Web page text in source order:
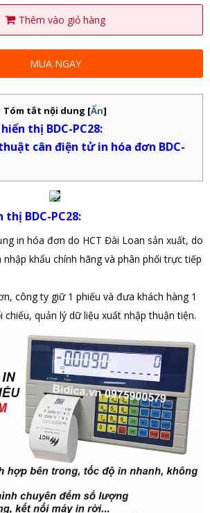
Thêm vào giỏ hàng
MUA NGAY
Tóm tắt nội dung [Ẩn]
thị BDC-PC28:
cân điện tử in hóa đơn BDC-
BDC-PC28:
in hóa đơn do HCT Đài Loan sản xuất, do
khẩu chính hãng và phân phối trực tiếp
công ty giữ 1 phiếu và đưa khách hàng 1
chiếu, quản lý dữ liệu xuất nhậpthuận tiện.